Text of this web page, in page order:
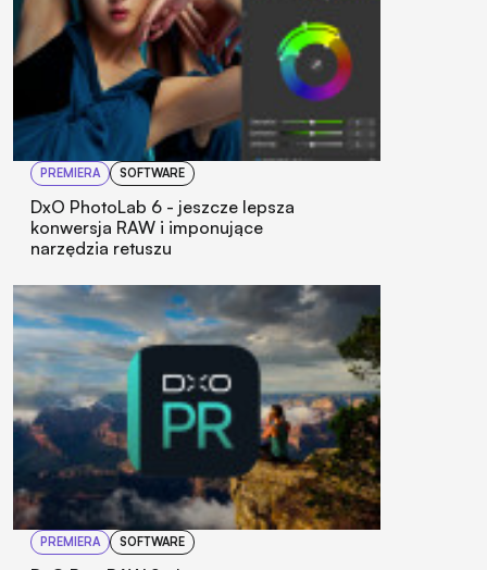
PREMIERA SOFTWARE
DxO PhotoLab 6 - jeszcze lepsza
konwersja RAW i imponujące
narzędzia retuszu
PREMIERA SOFTWARE